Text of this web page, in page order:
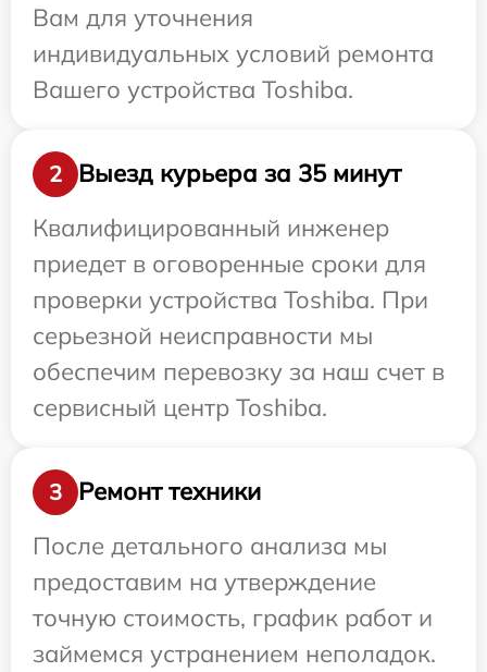
Вам для уточнения
индивидуальных условий ремонта
Вашего устройства Toshiba.
2
Выезд курьера за 35 минут
Квалифицированный инженер
приедет в оговоренные сроки для
проверки устройства Toshiba. При
серьезной неисправности мы
обеспечим перевозку за наш счет в
сервисный центр Toshiba.
3
Ремонт техники
После детального анализа мы
предоставим на утверждение
точную стоимость, график работ и
займемся устранением неполадок.